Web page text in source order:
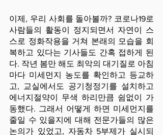
이제, 우리 사회를 돌아볼까? 코로나19로
사람들의 활동이 정지되면서 자연이 스
스로 정화작용을 거쳐 본래의 모습을 회
복하고 있다는 기사들도 간혹 접하게 된
다. 작년 봄만 해도 최악의 대기질로 아침
마다 미세먼지 농도를 확인하고 등교하
고, 교실에서도 공기청정기를 설치하고
에너지절약이 무색 하리만큼 쉼없이 가
동했다. 그래서 어떻게 하면 미세먼지를
줄일 수 있을지에 대해 전문가들의 많은
논의가 있었고, 자동차 5부제가 실시되